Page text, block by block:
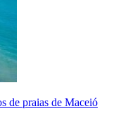
de praias de Maceió